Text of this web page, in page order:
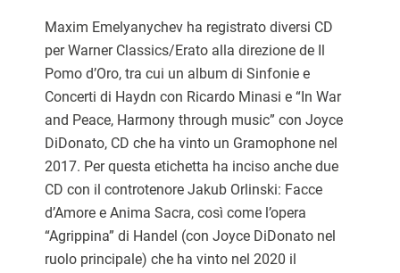
Maxim Emelyanychev ha registrato diversi CD
per Warner Classics/Erato alla direzione de Il
Pomo d’Oro, tra cui un album di Sinfonie e
Concerti di Haydn con Ricardo Minasi e “In War
and Peace, Harmony through music” con Joyce
DiDonato, CD che ha vinto un Gramophone nel
2017. Per questa etichetta ha inciso anche due
CD con il controtenore Jakub Orlinski: Facce
d’Amore e Anima Sacra, così come l’opera
“Agrippina” di Handel (con Joyce DiDonato nel
ruolo principale) che ha vinto nel 2020 il